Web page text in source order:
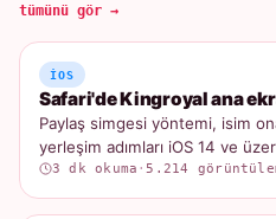
tümünü gör →
IOS
Safari'de Kingroyal ana
Paylaş simgesi yöntemi, isim
yerleşim adımları iOS 14 ve
3 dk okuma ·5.214